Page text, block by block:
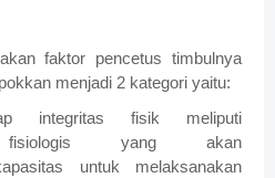
faktor pencetus timbulnya
menjadi 2 kategori yaitu:
integritas fisik meliputi
fisiologis yang akan
untuk melaksanakan